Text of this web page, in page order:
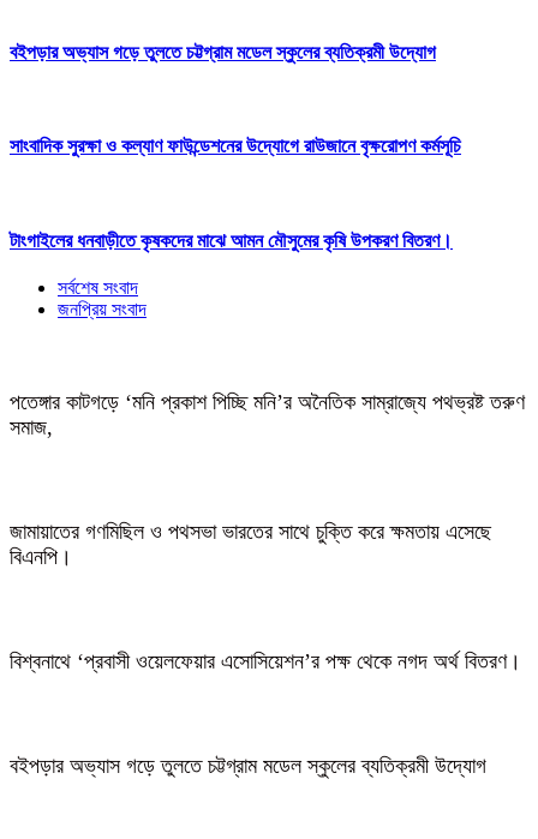
বইপড়ার অভ্যাস গড়ে তুলতে চট্টগ্রাম মডেল স্কুলের ব্যতিক্রমী উদ্যোগ
সাংবাদিক সুরক্ষা ও কল্যাণ ফাউন্ডেশনের উদ্যোগে রাউজানে বৃক্ষরোপণ কর্মসূচি
টাংগাইলের ধনবাড়ীতে কৃষকদের মাঝে আমন মৌসুমের কৃষি উপকরণ বিতরণ।
সর্বশেষ সংবাদ
জনপ্রিয় সংবাদ
পতেঙ্গার কাটগড়ে ‘মনি প্রকাশ পিচ্ছি মনি’র অনৈতিক সাম্রাজ্যে পথভ্রষ্ট তরুণ
সমাজ,
জামায়াতের গণমিছিল ও পথসভা ভারতের সাথে চুক্তি করে ক্ষমতায় এসেছে
বিএনপি।
বিশ্বনাথে ‘প্রবাসী ওয়েলফেয়ার এসোসিয়েশন’র পক্ষ থেকে নগদ অর্থ বিতরণ।
বইপড়ার অভ্যাস গড়ে তুলতে চট্টগ্রাম মডেল স্কুলের ব্যতিক্রমী উদ্যোগ